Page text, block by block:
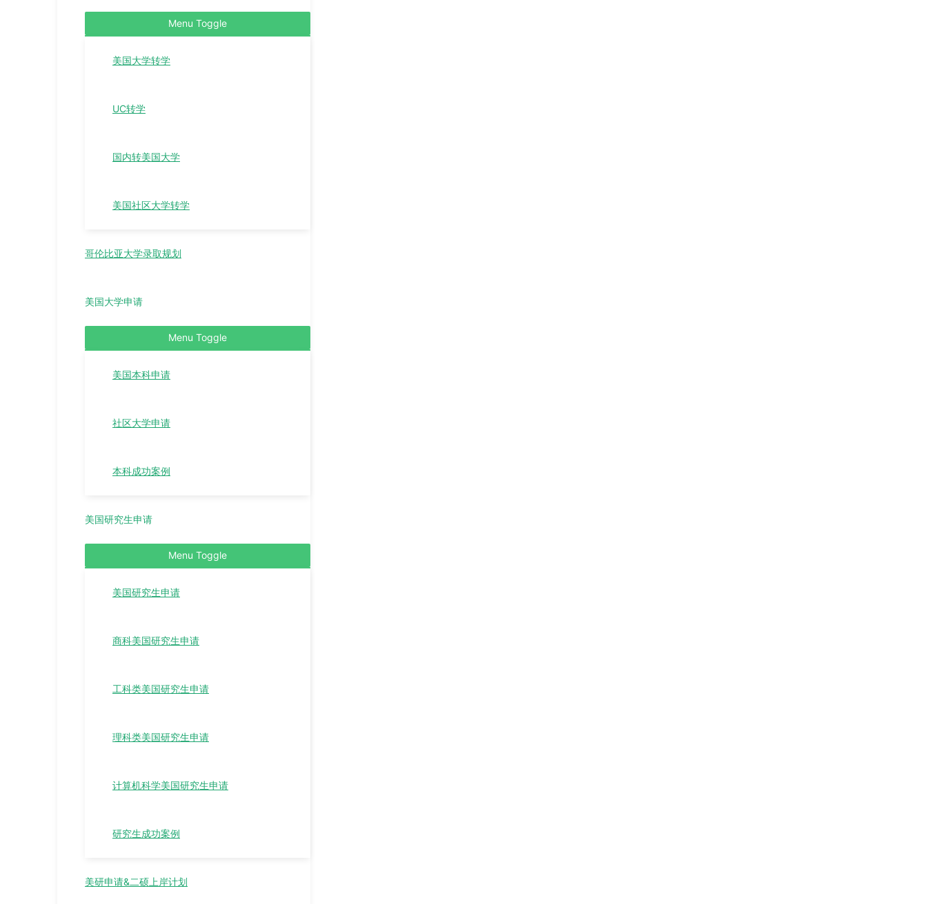
Menu Toggle
美国大学转学
UC转学
国内转美国大学
美国社区大学转学
哥伦比亚大学录取规划
美国大学申请
Menu Toggle
美国本科申请
社区大学申请
本科成功案例
美国研究生申请
Menu Toggle
美国研究生申请
商科美国研究生申请
工科类美国研究生申请
理科类美国研究生申请
计算机科学美国研究生申请
研究生成功案例
美研申请&二硕上岸计划